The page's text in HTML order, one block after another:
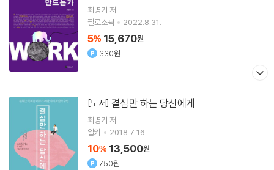
최명기 저
필로소픽
2022.8.31.
5% 15,670원
330원
[도서] 결심만 하는 당신에게
최명기 저
알키
2018.7.16.
10% 13,500원
750원